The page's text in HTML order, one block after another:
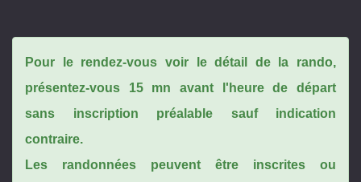
Pour le rendez-vous voir le détail de la rando,
présentez-vous 15 mn avant l'heure de départ
sans inscription préalable sauf indication
contraire.
Les randonnées peuvent être inscrites ou